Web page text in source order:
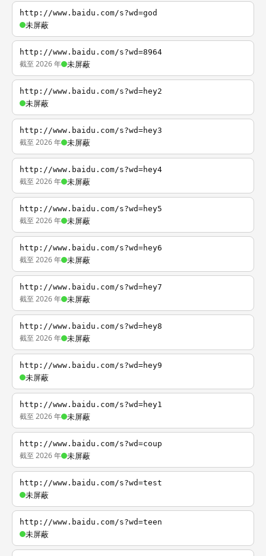
http://www.baidu.com/s?wd=god
未屏蔽
http://www.baidu.com/s?wd=8964
截至 2026 年 未屏蔽
http://www.baidu.com/s?wd=hey2
未屏蔽
http://www.baidu.com/s?wd=hey3
截至 2026 年 未屏蔽
http://www.baidu.com/s?wd=hey4
截至 2026 年 未屏蔽
http://www.baidu.com/s?wd=hey5
截至 2026 年 未屏蔽
http://www.baidu.com/s?wd=hey6
截至 2026 年 未屏蔽
http://www.baidu.com/s?wd=hey7
截至 2026 年 未屏蔽
http://www.baidu.com/s?wd=hey8
截至 2026 年 未屏蔽
http://www.baidu.com/s?wd=hey9
未屏蔽
http://www.baidu.com/s?wd=hey1
截至 2026 年 未屏蔽
http://www.baidu.com/s?wd=coup
截至 2026 年 未屏蔽
http://www.baidu.com/s?wd=test
未屏蔽
http://www.baidu.com/s?wd=teen
未屏蔽